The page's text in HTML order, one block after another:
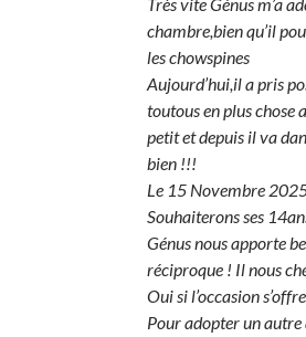
chambre,bien qu’il
les chowspines
Aujourd’hui,il a pris
toutous en plus chose
petit et depuis il va
bien !!!
Le 15 Novembre
Souhaiterons ses
Génus nous apporte
réciproque ! Il nous
Oui si l’occasion
Pour adopter un autre